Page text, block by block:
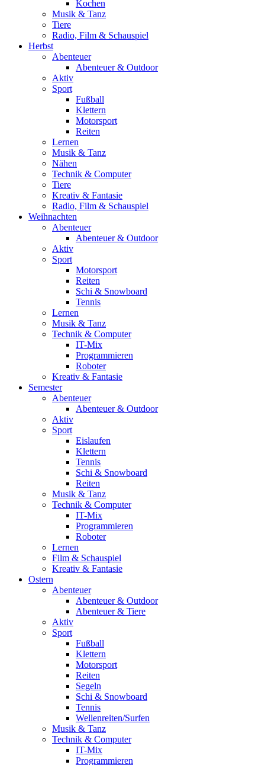
Kochen
Musik & Tanz
Tiere
Radio, Film & Schauspiel
Herbst
Abenteuer
Abenteuer & Outdoor
Aktiv
Sport
Fußball
Klettern
Motorsport
Reiten
Lernen
Musik & Tanz
Nähen
Technik & Computer
Tiere
Kreativ & Fantasie
Radio, Film & Schauspiel
Weihnachten
Abenteuer
Abenteuer & Outdoor
Aktiv
Sport
Motorsport
Reiten
Schi & Snowboard
Tennis
Lernen
Musik & Tanz
Technik & Computer
IT-Mix
Programmieren
Roboter
Kreativ & Fantasie
Semester
Abenteuer
Abenteuer & Outdoor
Aktiv
Sport
Eislaufen
Klettern
Tennis
Schi & Snowboard
Reiten
Musik & Tanz
Technik & Computer
IT-Mix
Programmieren
Roboter
Lernen
Film & Schauspiel
Kreativ & Fantasie
Ostern
Abenteuer
Abenteuer & Outdoor
Abenteuer & Tiere
Aktiv
Sport
Fußball
Klettern
Motorsport
Reiten
Segeln
Schi & Snowboard
Tennis
Wellenreiten/Surfen
Musik & Tanz
Technik & Computer
IT-Mix
Programmieren